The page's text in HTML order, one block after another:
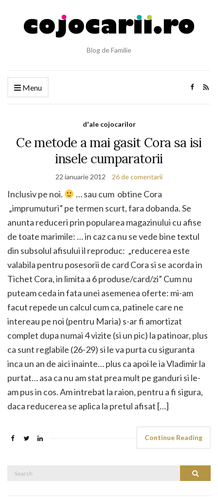
Blog de Familie
Menu
d'ale cojocarilor
Ce metode a mai gasit Cora sa isi
insele cumparatorii
22 ianuarie 2012 26 de comentarii
Inclusiv pe noi.
… sau cum obtine Cora
„imprumuturi” pe termen scurt, fara dobanda. Se
anunta reduceri prin popularea magazinului cu afise
de toate marimile: … in caz ca nu se vede bine textul
din subsolul afisului il reproduc: „reducerea este
valabila pentru posesorii de card Cora si se acorda in
Tichet Cora, in limita a 6 produse/card/zi” Cum nu
puteam ceda in fata unei asemenea oferte: mi-am
facut repede un calcul cum ca, patinele care ne
intereau pe noi (pentru Maria) s-ar fi amortizat
complet dupa numai 4 vizite (si un pic) la patinoar, plus
ca sunt reglabile (26-29) si le va purta cu siguranta
inca un an de aici inainte… plus ca apoi le ia Vladimir la
purtat… asa ca nu am stat prea mult pe ganduri si le-
am pus in cos. Am intrebat la raion, pentru a fi sigura,
daca reducerea se aplica la pretul afisat […]
Continue Reading
Search